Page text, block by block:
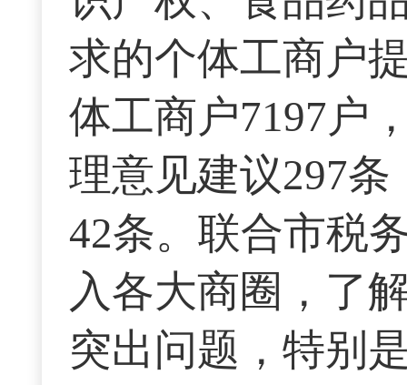
求的个体工商户
体工商户7197户
理意见建议297
42条。联合市税
入各大商圈，了
突出问题，特别